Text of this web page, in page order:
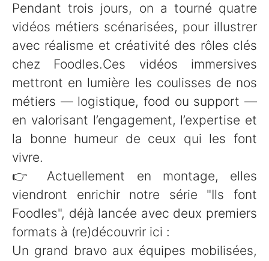
Pendant trois jours, on a tourné quatre
vidéos métiers scénarisées, pour illustrer
avec réalisme et créativité des rôles clés
chez Foodles.Ces vidéos immersives
mettront en lumière les coulisses de nos
métiers — logistique, food ou support —
en valorisant l’engagement, l’expertise et
la bonne humeur de ceux qui les font
vivre.
👉 Actuellement en montage, elles
viendront enrichir notre série "Ils font
Foodles", déjà lancée avec deux premiers
formats à (re)découvrir ici :
Un grand bravo aux équipes mobilisées,